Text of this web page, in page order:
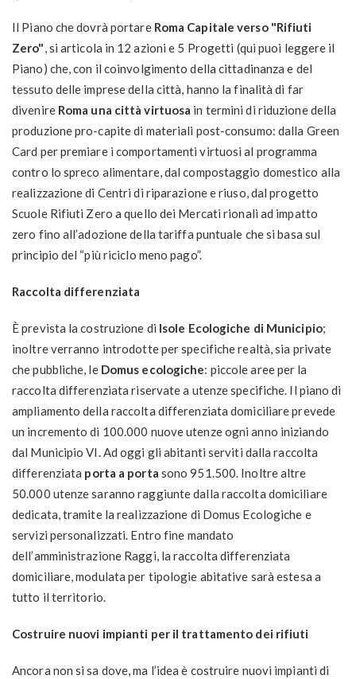
Il Piano che dovrà portare Roma Capitale verso "Rifiuti
Zero", si articola in 12 azioni e 5 Progetti (qui puoi leggere il
Piano) che, con il coinvolgimento della cittadinanza e del
tessuto delle imprese della città, hanno la finalità di far
divenire Roma una città virtuosa in termini di riduzione della
produzione pro-capite di materiali post-consumo: dalla Green
Card per premiare i comportamenti virtuosi al programma
contro lo spreco alimentare, dal compostaggio domestico alla
realizzazione di Centri di riparazione e riuso, dal progetto
Scuole Rifiuti Zero a quello dei Mercati rionali ad impatto
zero fino all’adozione della tariffa puntuale che si basa sul
principio del “più riciclo meno pago”.
Raccolta differenziata
È prevista la costruzione di Isole Ecologiche di Municipio;
inoltre verranno introdotte per specifiche realtà, sia private
che pubbliche, le Domus ecologiche: piccole aree per la
raccolta differenziata riservate a utenze specifiche. Il piano di
ampliamento della raccolta differenziata domiciliare prevede
un incremento di 100.000 nuove utenze ogni anno iniziando
dal Municipio VI. Ad oggi gli abitanti serviti dalla raccolta
differenziata porta a porta sono 951.500. Inoltre altre
50.000 utenze saranno raggiunte dalla raccolta domiciliare
dedicata, tramite la realizzazione di Domus Ecologiche e
servizi personalizzati. Entro fine mandato
dell’amministrazione Raggi, la raccolta differenziata
domiciliare, modulata per tipologie abitative sarà estesa a
tutto il territorio.
Costruire nuovi impianti per il trattamento dei rifiuti
Ancora non si sa dove, ma l’idea è costruire nuovi impianti di